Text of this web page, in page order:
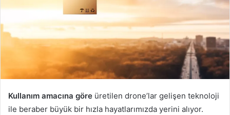
Kullanım amacına göre üretilen drone’lar gelişen teknoloji
ile beraber büyük bir hızla hayatlarımızda yerini alıyor.